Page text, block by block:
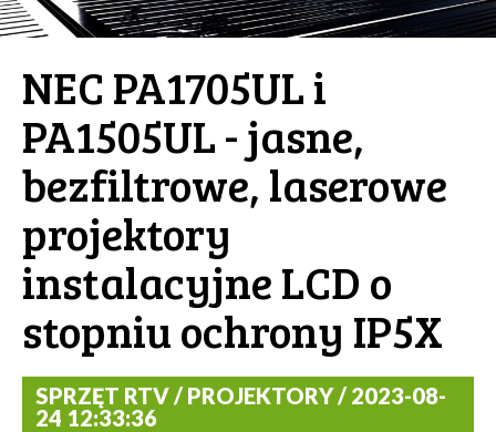
NEC PA1705UL i
PA1505UL - jasne,
bezfiltrowe, laserowe
projektory
instalacyjne LCD o
stopniu ochrony IP5X
SPRZĘT RTV / PROJEKTORY / 2023-08-
24 12:33:36